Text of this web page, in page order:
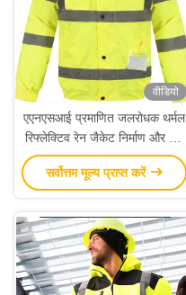
वीडियो
एएनएसआई प्रमाणित जलरोधक थर्मल
रिफ्लेक्टिव रेन जैकेट निर्माण और तेल
गैस के लिए उच्च दृश्यता
सर्वोत्तम मूल्य प्राप्त करें